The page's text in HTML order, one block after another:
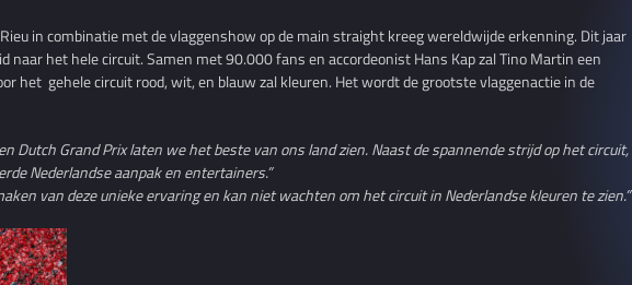
in combinatie met de vlaggenshow op de main straight kreeg wereldwijde erkenning. Dit jaar
naar het hele circuit. Samen met 90.000 fans en accordeonist Hans Kap zal Tino Martin een
het gehele circuit rood, wit, en blauw zal kleuren. Het wordt de grootste vlaggenactie in de
Dutch Grand Prix laten we het beste van ons land zien. Naast de spannende strijd op het
Nederlandse aanpak en entertainers.”
van deze unieke ervaring en kan niet wachten om het circuit in Nederlandse kleuren te zien.”